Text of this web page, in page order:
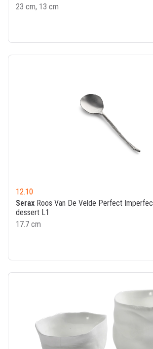
23 cm, 13 cm
12.10
Serax Roos Van De Velde Perfect
dessert L1
17.7 cm